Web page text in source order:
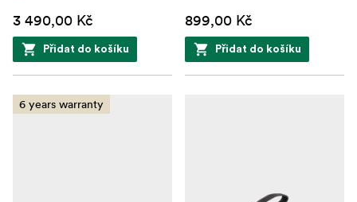
3 490,00 Kč
Přidat do košíku
899,00 Kč
Přidat do košíku
6 years warranty